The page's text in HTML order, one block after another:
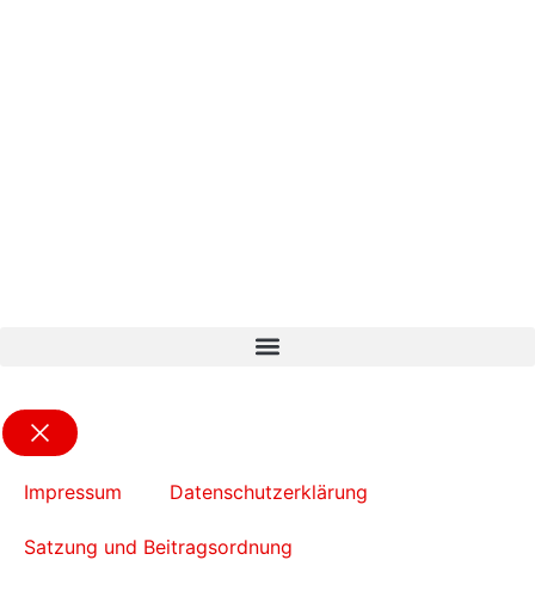
Impressum Datenschutzerklärung
Satzung und Beitragsordnung